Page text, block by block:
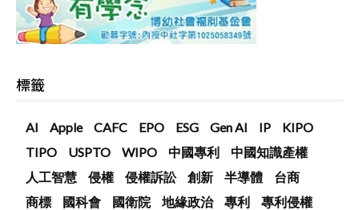
標籤
AI Apple CAFC EPO ESG Gen AI IP
KIPO
TIPO
USPTO WIPO 中國專利
中國知識產權
人工智慧
侵權 侵權訴訟 創新 半導體
台商
商標
國科會 國衛院 地緣政治 專利
專利侵權